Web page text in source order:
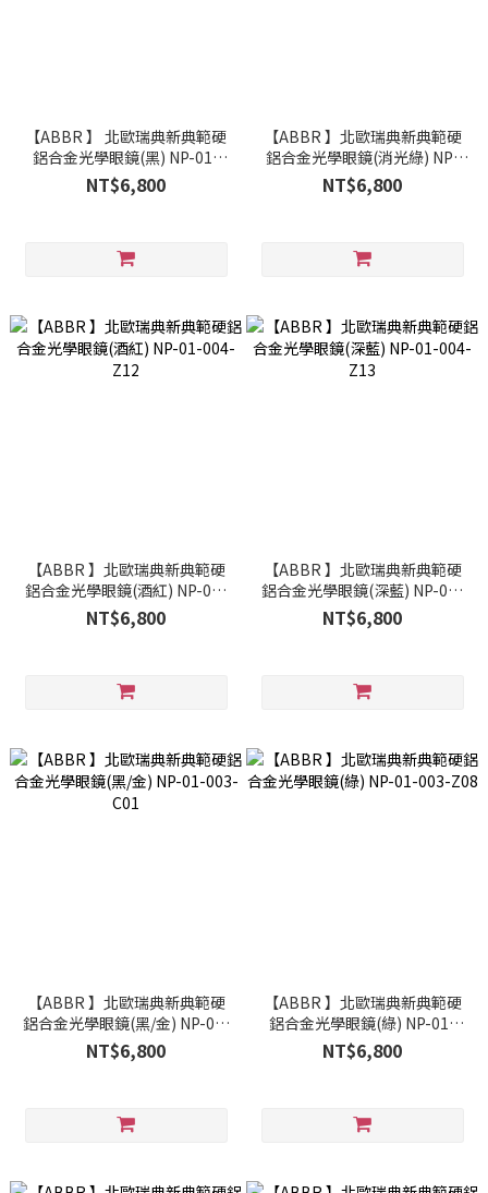
【ABBR 】 北歐瑞典新典範硬
鋁合金光學眼鏡(黑) NP-01-
004-C01
NT$6,800
【ABBR 】北歐瑞典新典範硬
鋁合金光學眼鏡(消光綠) NP-
01-004-Z07
NT$6,800
【ABBR 】北歐瑞典新典範硬
鋁合金光學眼鏡(酒紅) NP-01-
004-Z12
NT$6,800
【ABBR 】北歐瑞典新典範硬
鋁合金光學眼鏡(深藍) NP-01-
004-Z13
NT$6,800
【ABBR 】北歐瑞典新典範硬
鋁合金光學眼鏡(黑/金) NP-01-
003-C01
NT$6,800
【ABBR 】北歐瑞典新典範硬
鋁合金光學眼鏡(綠) NP-01-
003-Z08
NT$6,800